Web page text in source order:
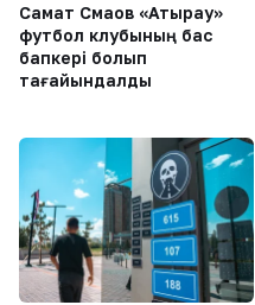
Самат Смақов «Атырау»
футбол клубының бас
бапкері болып
тағайындалды